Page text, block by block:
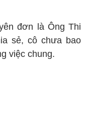
đơn là Ông Thi
sẻ, cô chưa bao
việc chung.